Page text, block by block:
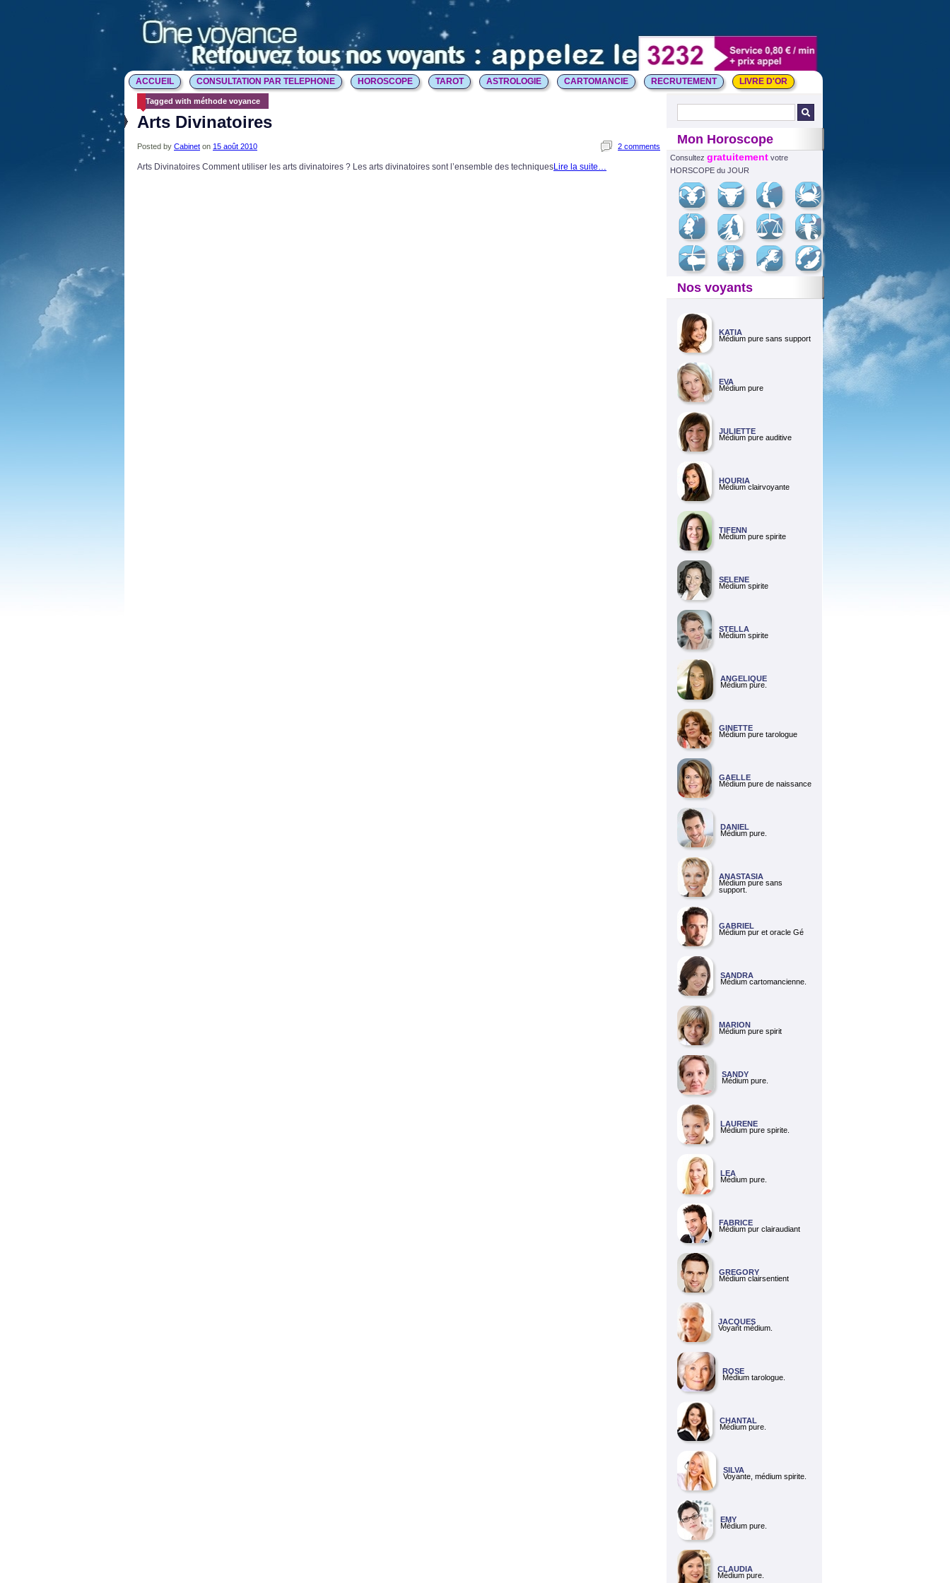
ACCUEIL CONSULTATION PAR TELEPHONE HOROSCOPE TAROT ASTROLOGIE CARTOMANCIE RECRUTEMENT LIVRE D'OR
Tagged with méthode voyance
Arts Divinatoires
Posted by Cabinet on 15 août 2010 2 comments
Arts Divinatoires Comment utiliser les arts divinatoires ? Les arts divinatoires sont l’ensemble des techniquesLire la suite…
Mon Horoscope
Consultez gratuitement votre
HORSCOPE du JOUR
Nos voyants
KATIA
Médium pure sans support
EVA
Médium pure
JULIETTE
Médium pure auditive
HOURIA
Médium clairvoyante
TIFENN
Médium pure spirite
SELENE
Médium spirite
STELLA
Médium spirite
ANGELIQUE
Médium pure.
GINETTE
Médium pure tarologue
GAELLE
Médium pure de naissance
DANIEL
Médium pure.
ANASTASIA
Médium pure sans
support.
GABRIEL
Médium pur et oracle Gé
SANDRA
Médium cartomancienne.
MARION
Médium pure spirit
SANDY
Médium pure.
LAURENE
Médium pure spirite.
LEA
Médium pure.
FABRICE
Médium pur clairaudiant
GREGORY
Médium clairsentient
JACQUES
Voyant médium.
ROSE
Médium tarologue.
CHANTAL
Médium pure.
SILVA
Voyante, médium spirite.
EMY
Médium pure.
CLAUDIA
Médium pure.